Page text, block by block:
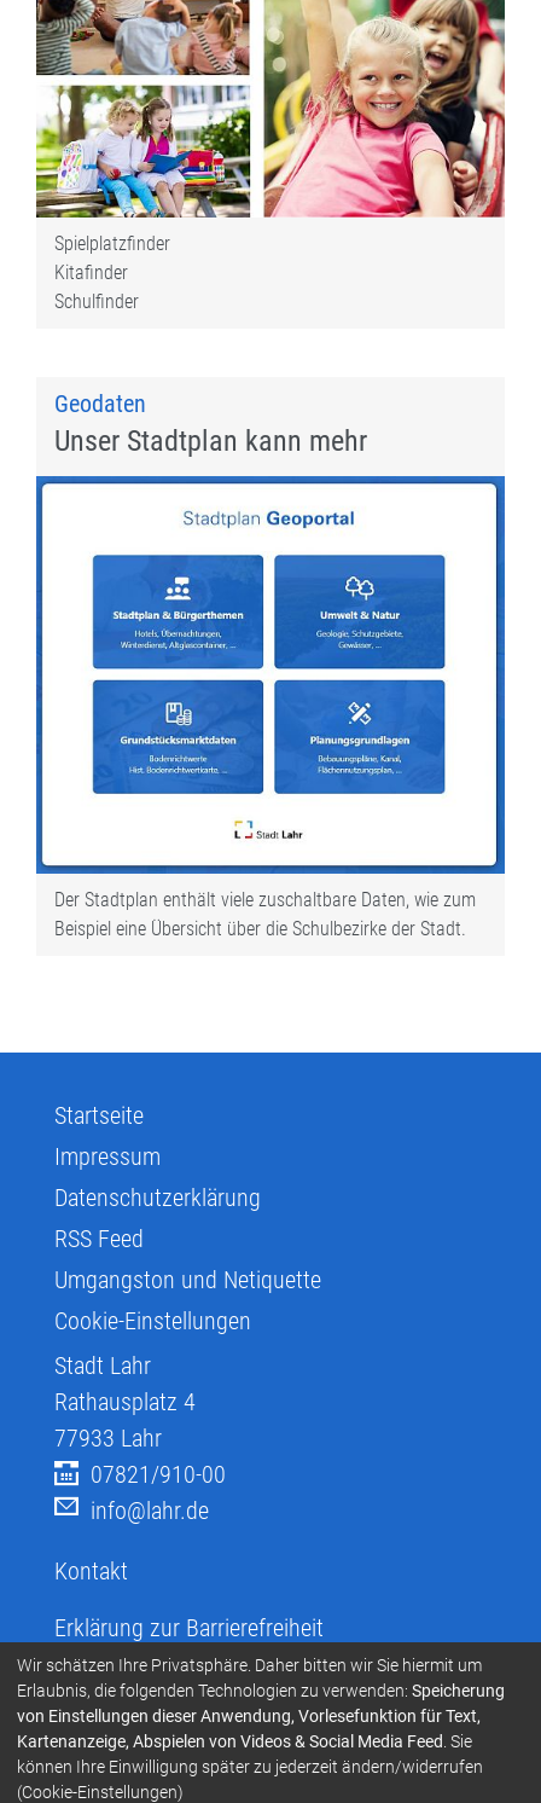
Spielplatzfinder
Kitafinder
Schulfinder
Geodaten
Unser Stadtplan kann mehr
Der Stadtplan enthält viele zuschaltbare Daten, wie zum
Beispiel eine Übersicht über die Schulbezirke der Stadt.
Startseite
Impressum
Datenschutzerklärung
RSS Feed
Umgangston und Netiquette
Cookie-Einstellungen
Stadt Lahr
Rathausplatz 4
77933 Lahr
07821/910-00
info@lahr.de
Kontakt
Erklärung zur Barrierefreiheit
Infos zur Barrierefreiheit
Infos in leichter Sprache
Infos zur Gebärdensprache
Übersetzen und Vorlesen
Wir schätzen Ihre Privatsphäre. Daher bitten wir Sie hiermit um
Erlaubnis, die folgenden Technologien zu verwenden: Speicherung
von Einstellungen dieser Anwendung, Vorlesefunktion für Text,
Kartenanzeige, Abspielen von Videos & Social Media Feed. Sie
können Ihre Einwilligung später zu jederzeit ändern/widerrufen
(Cookie-Einstellungen)